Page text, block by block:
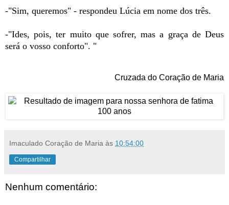
-"Sim, queremos" - respondeu Lúcia em nome dos três.
-"Ides, pois, ter muito que sofrer, mas a graça de Deus
será o vosso conforto". "
Cruzada do Coração de Maria
Imaculado Coração de Maria às 10:54:00
Compartilhar
Nenhum comentário: